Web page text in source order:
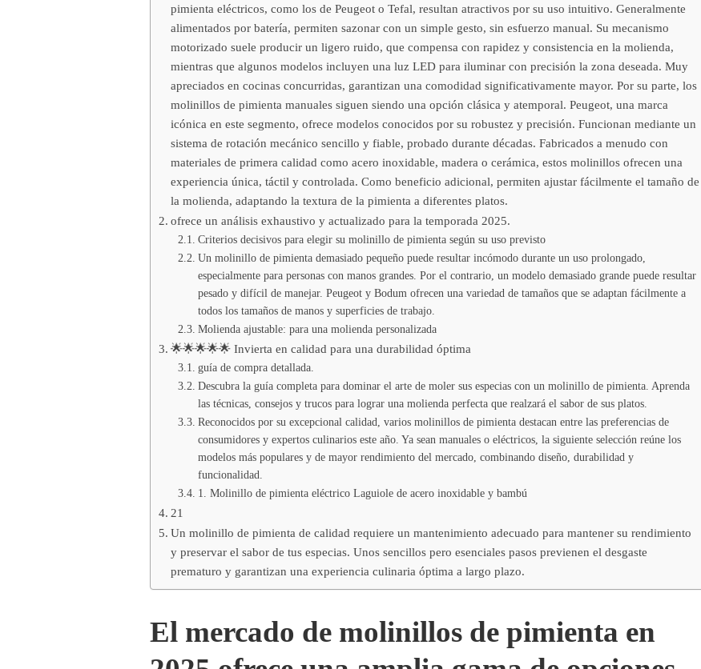
pimienta eléctricos, como los de Peugeot o Tefal, resultan atractivos por su uso intuitivo. Generalmente
alimentados por batería, permiten sazonar con un simple gesto, sin esfuerzo manual. Su mecanismo
motorizado suele producir un ligero ruido, que compensa con rapidez y consistencia en la molienda,
mientras que algunos modelos incluyen una luz LED para iluminar con precisión la zona deseada. Muy
apreciados en cocinas concurridas, garantizan una comodidad significativamente mayor. Por su parte, los
molinillos de pimienta manuales siguen siendo una opción clásica y atemporal. Peugeot, una marca
icónica en este segmento, ofrece modelos conocidos por su robustez y precisión. Funcionan mediante un
sistema de rotación mecánico sencillo y fiable, probado durante décadas. Fabricados a menudo con
materiales de primera calidad como acero inoxidable, madera o cerámica, estos molinillos ofrecen una
experiencia única, táctil y controlada. Como beneficio adicional, permiten ajustar fácilmente el tamaño de
la molienda, adaptando la textura de la pimienta a diferentes platos.
ofrece un análisis exhaustivo y actualizado para la temporada 2025.
Criterios decisivos para elegir su molinillo de pimienta según su uso previsto
Un molinillo de pimienta demasiado pequeño puede resultar incómodo durante un uso prolongado,
especialmente para personas con manos grandes. Por el contrario, un modelo demasiado grande puede resultar
pesado y difícil de manejar. Peugeot y Bodum ofrecen una variedad de tamaños que se adaptan fácilmente a
todos los tamaños de manos y superficies de trabajo.
Molienda ajustable: para una molienda personalizada
🌟🌟🌟🌟🌟 Invierta en calidad para una durabilidad óptima
guía de compra detallada.
Descubra la guía completa para dominar el arte de moler sus especias con un molinillo de pimienta. Aprenda
las técnicas, consejos y trucos para lograr una molienda perfecta que realzará el sabor de sus platos.
Reconocidos por su excepcional calidad, varios molinillos de pimienta destacan entre las preferencias de
consumidores y expertos culinarios este año. Ya sean manuales o eléctricos, la siguiente selección reúne los
modelos más populares y de mayor rendimiento del mercado, combinando diseño, durabilidad y
funcionalidad.
1. Molinillo de pimienta eléctrico Laguiole de acero inoxidable y bambú
21
Un molinillo de pimienta de calidad requiere un mantenimiento adecuado para mantener su rendimiento
y preservar el sabor de tus especias. Unos sencillos pero esenciales pasos previenen el desgaste
prematuro y garantizan una experiencia culinaria óptima a largo plazo.
El mercado de molinillos de pimienta en